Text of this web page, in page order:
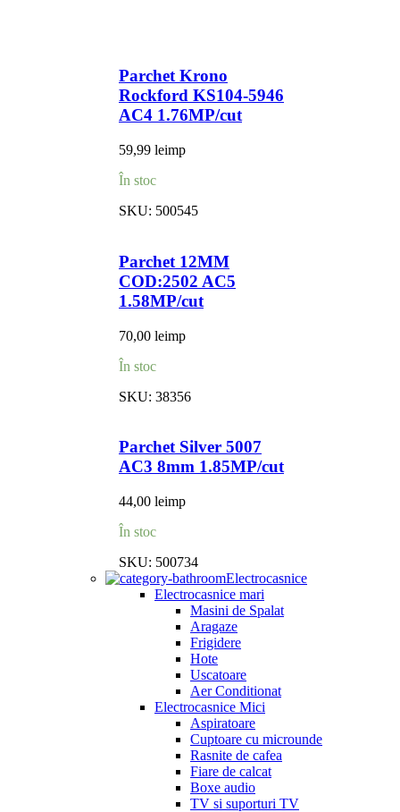
Parchet Krono
Rockford KS104-5946
AC4 1.76MP/cut
59,99 leimp
În stoc
SKU: 500545
Parchet 12MM
COD:2502 AC5
1.58MP/cut
70,00 leimp
În stoc
SKU: 38356
Parchet Silver 5007
AC3 8mm 1.85MP/cut
44,00 leimp
În stoc
SKU: 500734
Electrocasnice
Electrocasnice mari
Masini de Spalat
Aragaze
Frigidere
Hote
Uscatoare
Aer Conditionat
Electrocasnice Mici
Aspiratoare
Cuptoare cu microunde
Rasnite de cafea
Fiare de calcat
Boxe audio
TV si suporturi TV